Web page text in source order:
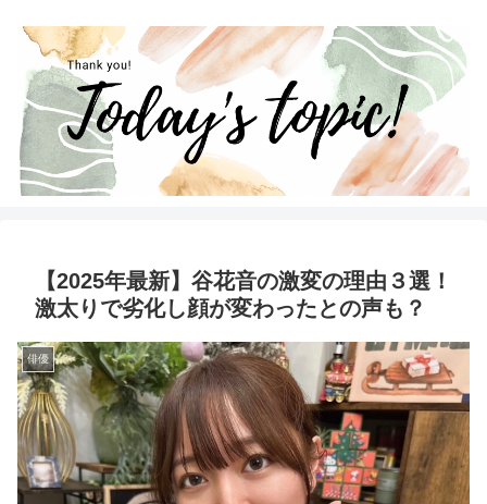
【2025年最新】谷花音の激変の理由３選！
激太りで劣化し顔が変わったとの声も？
俳優